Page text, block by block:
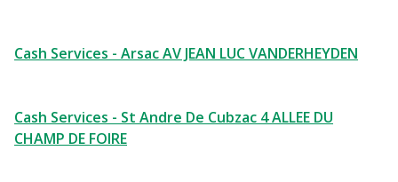
Cash Services - Arsac AV JEAN LUC VANDERHEYDEN
Cash Services - St Andre De Cubzac 4 ALLEE DU
CHAMP DE FOIRE